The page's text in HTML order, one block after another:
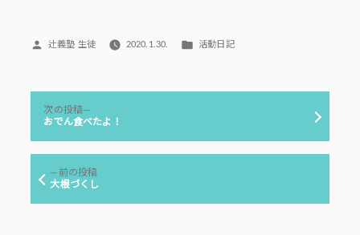
投
辻義塾 生徒 2020.1.30.
カ
リ
活動日記
ナ
ー
前の投稿前
の
大根づくし
次の投稿
の
おでん食べたよ！